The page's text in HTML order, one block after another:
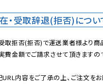
・受取辞退(拒否)につい
取拒否(拒否)で運送業者様より商
費金額でご請求させて頂きますの